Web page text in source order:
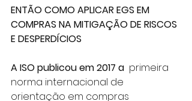
ENTÃO COMO APLICAR EGS EM
COMPRAS NA MITIGAÇÃO DE RISCOS
E DESPERDÍCIOS
A ISO publicou em 2017 a primeira
norma internacional de
orientação em compras